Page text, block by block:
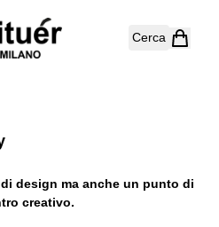
Cerca
design ma anche un punto di
creativo.